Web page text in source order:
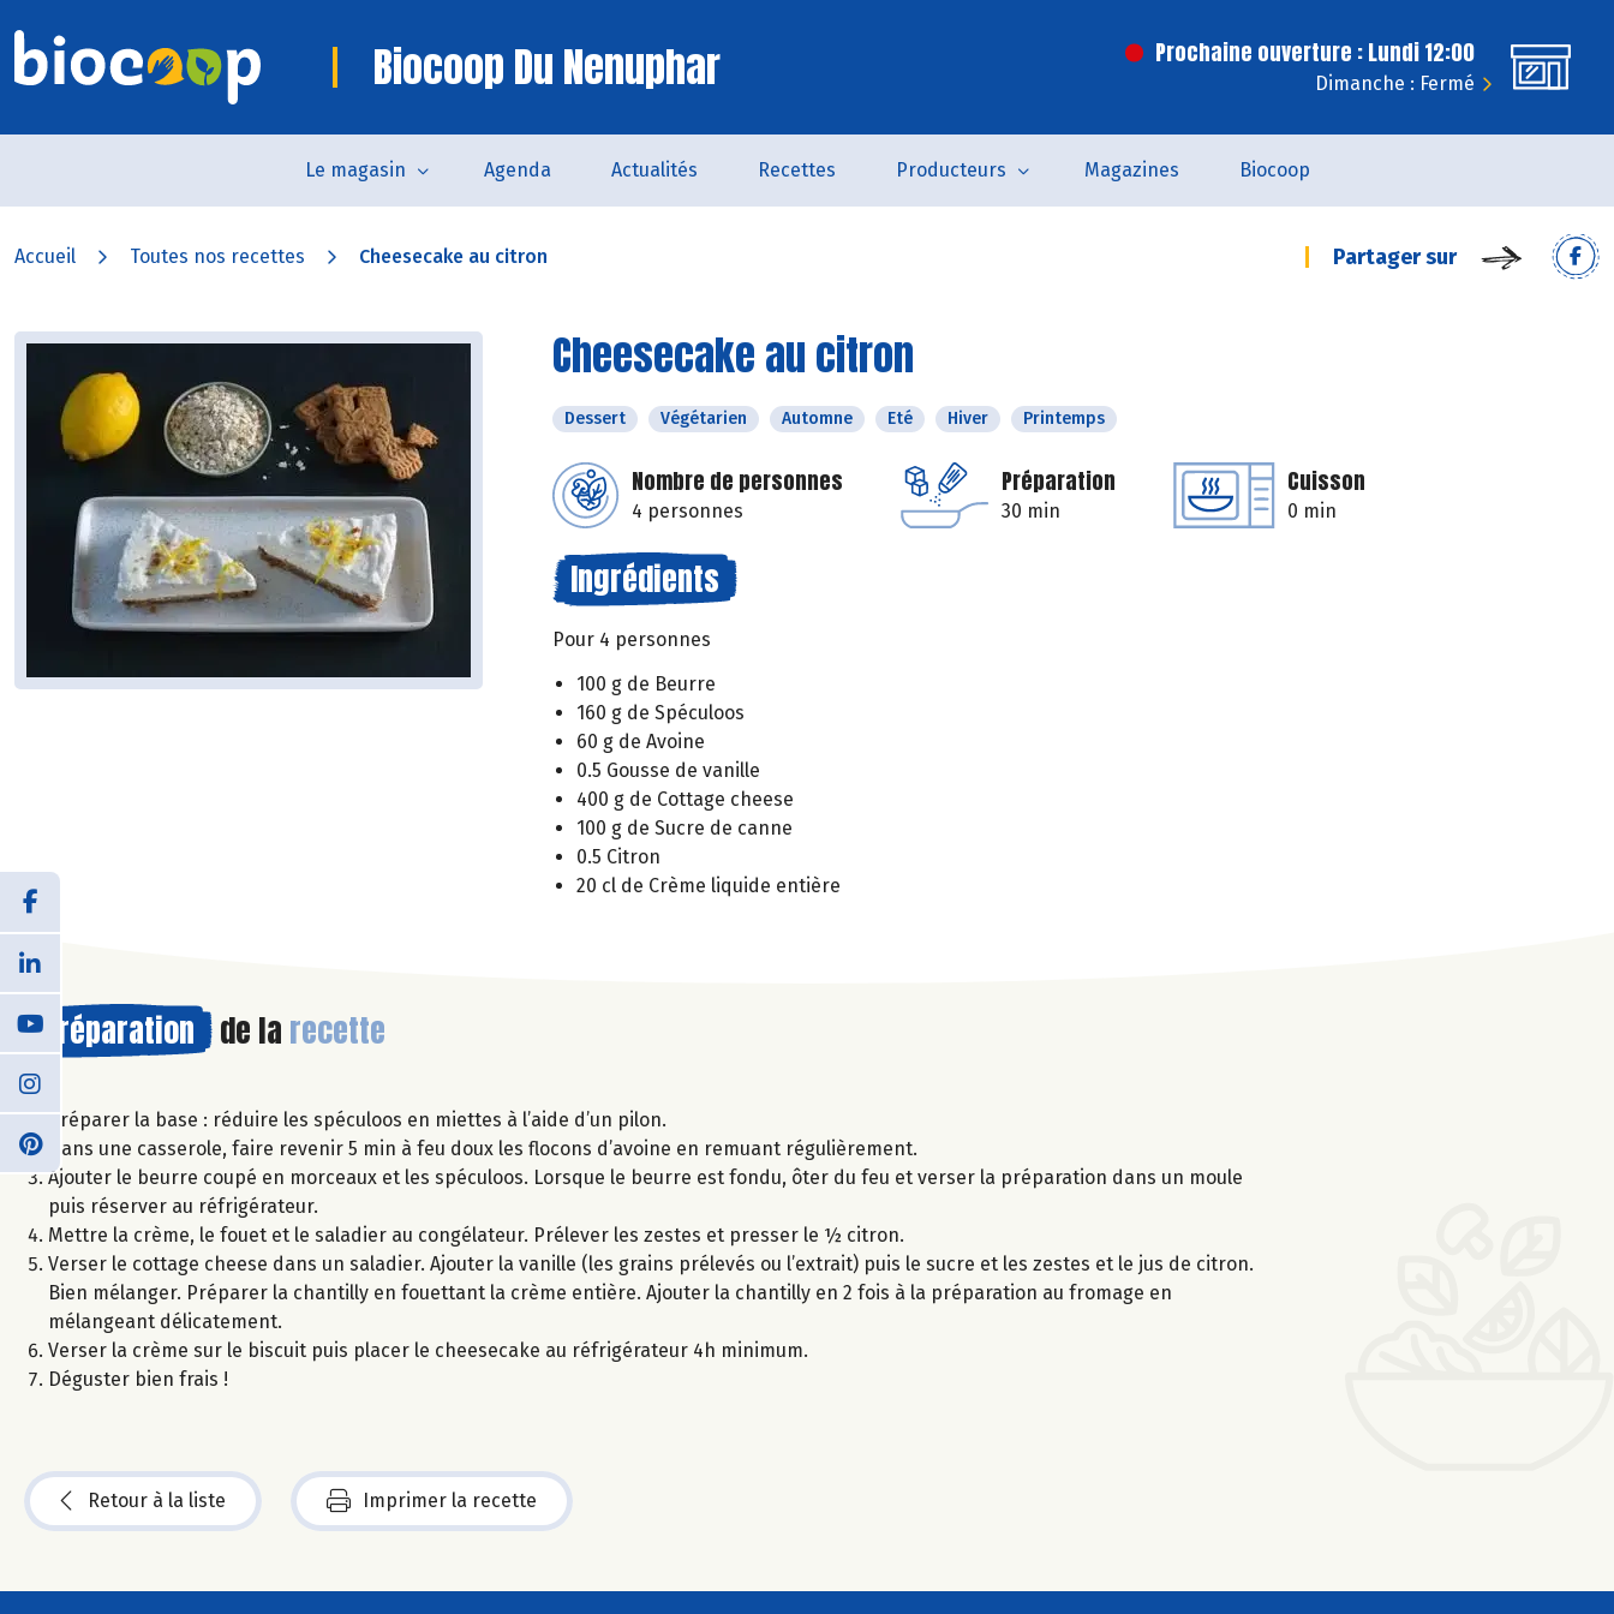
Biocoop Du Nenuphar Prochaine ouverture : Lundi 12:00
Dimanche : Fermé
Le magasin Agenda Actualités Recettes Producteurs Magazines Biocoop
Accueil Toutes nos recettes Cheesecake au citron Partager sur
Cheesecake au citron
Dessert Végétarien Automne Eté Hiver Printemps
Nombre de personnes
4 personnes
Préparation
30 min
Cuisson
0 min
Ingrédients
Pour 4 personnes
100 g de Beurre
160 g de Spéculoos
60 g de Avoine
0.5 Gousse de vanille
400 g de Cottage cheese
100 g de Sucre de canne
0.5 Citron
20 cl de Crème liquide entière
Préparation de la recette
Préparer la base : réduire les spéculoos en miettes à l’aide d’un pilon.
Dans une casserole, faire revenir 5 min à feu doux les flocons d’avoine en remuant régulièrement.
Ajouter le beurre coupé en morceaux et les spéculoos. Lorsque le beurre est fondu, ôter du feu et verser la préparation dans un moule
puis réserver au réfrigérateur.
Mettre la crème, le fouet et le saladier au congélateur. Prélever les zestes et presser le ½ citron.
Verser le cottage cheese dans un saladier. Ajouter la vanille (les grains prélevés ou l’extrait) puis le sucre et les zestes et le jus de citron.
Bien mélanger. Préparer la chantilly en fouettant la crème entière. Ajouter la chantilly en 2 fois à la préparation au fromage en
mélangeant délicatement.
Verser la crème sur le biscuit puis placer le cheesecake au réfrigérateur 4h minimum.
Déguster bien frais !
Retour à la liste Imprimer la recette